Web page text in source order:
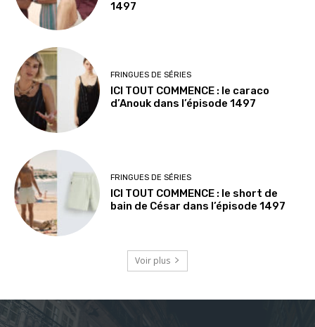
1497
FRINGUES DE SÉRIES
ICI TOUT COMMENCE : le caraco
d’Anouk dans l’épisode 1497
FRINGUES DE SÉRIES
ICI TOUT COMMENCE : le short de
bain de César dans l’épisode 1497
Voir plus